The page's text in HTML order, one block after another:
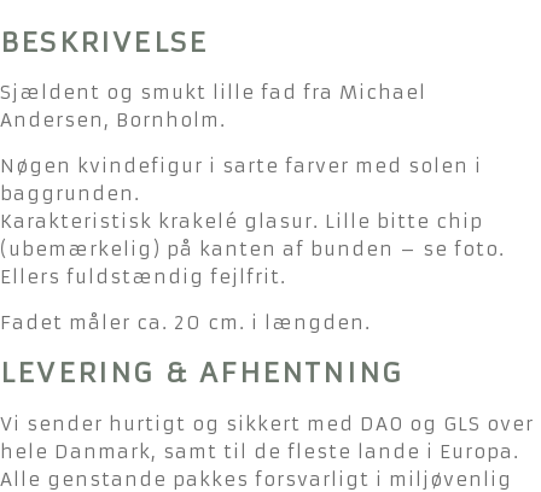
BESKRIVELSE
Sjældent og smukt lille fad fra Michael
Andersen, Bornholm.
Nøgen kvindefigur i sarte farver med solen i
baggrunden.
Karakteristisk krakelé glasur. Lille bitte chip
(ubemærkelig) på kanten af bunden – se foto.
Ellers fuldstændig fejlfrit.
Fadet måler ca. 20 cm. i længden.
LEVERING & AFHENTNING
Vi sender hurtigt og sikkert med DAO og GLS over
hele Danmark, samt til de fleste lande i Europa.
Alle genstande pakkes forsvarligt i miljøvenlig